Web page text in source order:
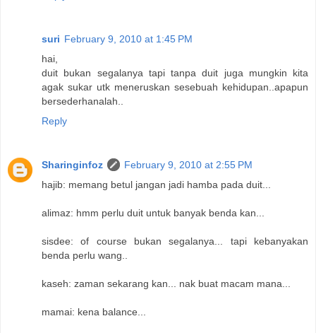
suri February 9, 2010 at 1:45 PM
hai,
duit bukan segalanya tapi tanpa duit juga mungkin kita
agak sukar utk meneruskan sesebuah kehidupan..apapun
bersederhanalah..
Reply
Sharinginfoz
February 9, 2010 at 2:55 PM
hajib: memang betul jangan jadi hamba pada duit...
alimaz: hmm perlu duit untuk banyak benda kan...
sisdee: of course bukan segalanya... tapi kebanyakan
benda perlu wang..
kaseh: zaman sekarang kan... nak buat macam mana...
mamai: kena balance...